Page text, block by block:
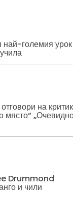
най-големия
на
място“
Drummond
и чили